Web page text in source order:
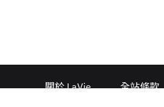
關於 LaVie 全站條款